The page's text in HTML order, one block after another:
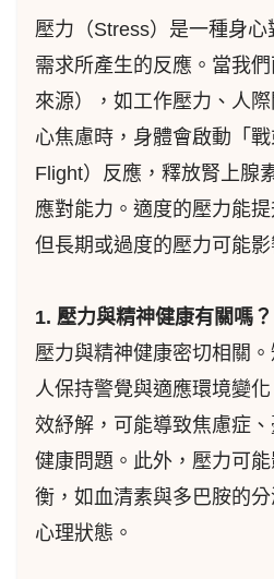
壓力（Stress）是一種身
需求所產生的反應。當我
來源），如工作壓力、人
心焦慮時，身體會啟動「
Flight）反應，釋放腎上腺
應對能力。適度的壓力能
但長期或過度的壓力可能影
1. 壓力與精神健康有關嗎？
壓力與精神健康密切相關
人保持警覺與適應環境變
效紓解，可能導致焦慮症
健康問題。此外，壓力可
衡，如血清素與多巴胺的
心理狀態。